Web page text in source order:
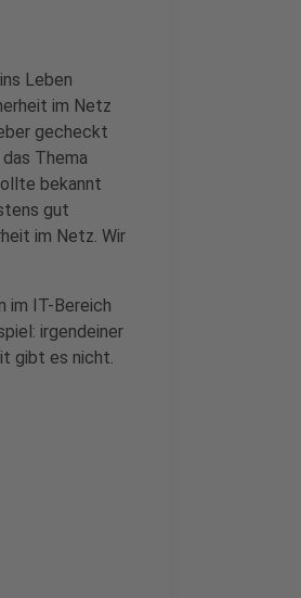
Leben
im Netz
gecheckt
Thema
bekannt
gut
im Netz. Wir
im IT-Bereich
irgendeiner
gibt es nicht.